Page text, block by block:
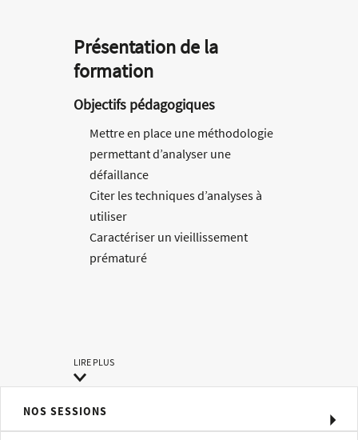
Présentation de la
formation
Objectifs pédagogiques
Mettre en place une méthodologie
permettant d’analyser une
défaillance
Citer les techniques d’analyses à
utiliser
Caractériser un vieillissement
prématuré
Moyens d'évaluation
Profil du formateur
LIRE PLUS
NOS SESSIONS